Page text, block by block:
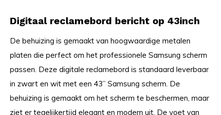
Digitaal reclamebord bericht op 43inch
De behuizing is gemaakt van hoogwaardige metalen
platen die perfect om het professionele Samsung scherm
passen. Deze digitale reclamebord is standaard leverbaar
in zwart en wit met een 43” Samsung scherm. De
behuizing is gemaakt om het scherm te beschermen, maar
ziet er tegelijkertijd elegant en modern uit. De voet van